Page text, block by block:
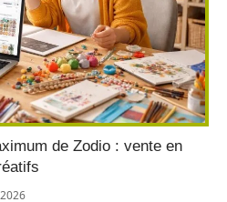
de Zodio : vente en